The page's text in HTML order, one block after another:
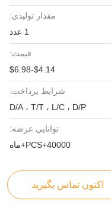
مقدار تولیدی:
قیمت:
$4.14-$6.98
شرایط پرداخت:
D/A ، T/T ، L/C ، D/P
توانایی عرضه:
40000+PCS+ماه
اکنون تماس بگیرید